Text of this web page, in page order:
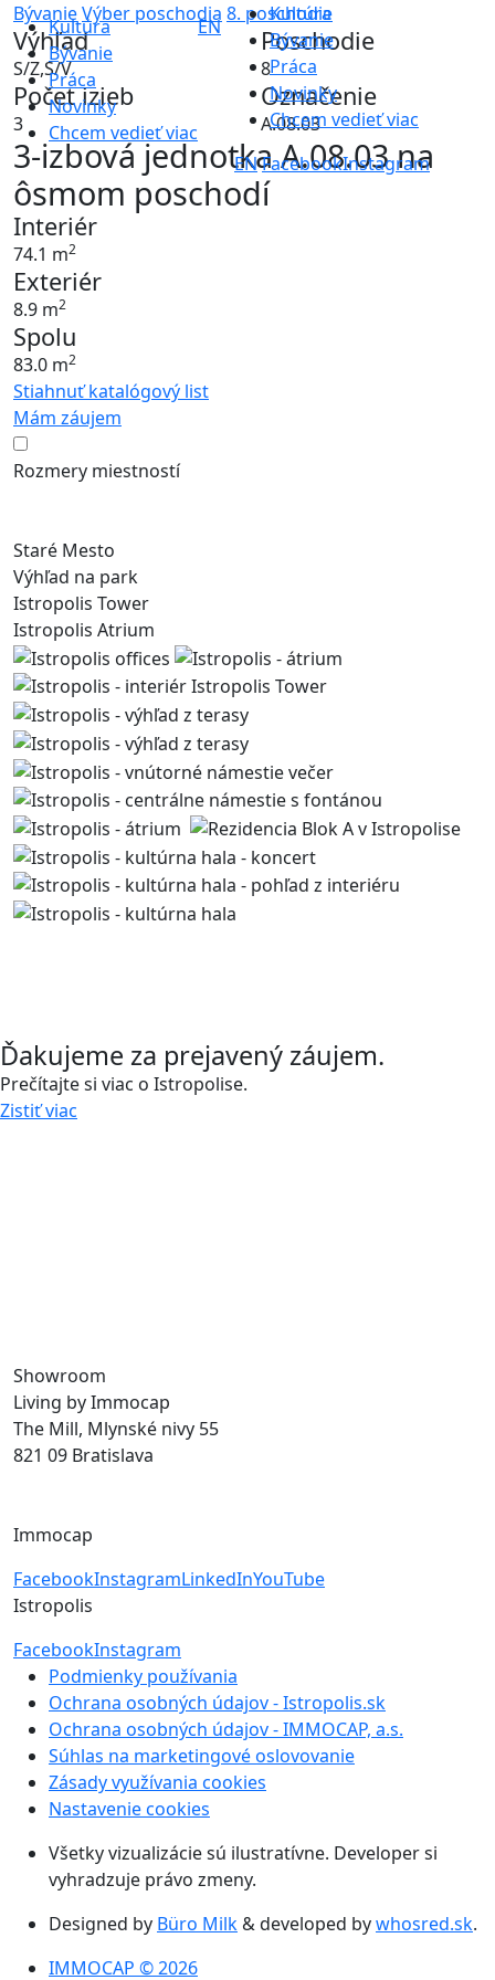
Kultúra
Bývanie
Práca
Novinky
Chcem vedieť viac
EN
Kultúra
Bývanie
Práca
Novinky
Chcem vedieť viac
ENFacebookInstagram
BývanieVýber poschodia 8. poschodie
Výhľad
S/Z,S/V
Poschodie
8
Počet izieb
3
Označenie
A.08.03
3-izbová jednotka A.08.03 na
ôsmom poschodí
Interiér
74.1 m2
Exteriér
8.9 m2
Spolu
83.0 m2
Stiahnuť katalógový list
Mám záujem
Rozmery miestností
Staré Mesto
Výhľad na park
Istropolis Tower
Istropolis Atrium
Ďakujeme za prejavený záujem.
Prečítajte si viac o Istropolise.
Zistiť viac
Showroom
Living by Immocap
The Mill, Mlynské nivy 55
821 09 Bratislava
Immocap
FacebookInstagramLinkedInYouTube
Istropolis
FacebookInstagram
Podmienky používania
Ochrana osobných údajov - Istropolis.sk
Ochrana osobných údajov - IMMOCAP, a.s.
Súhlas na marketingové oslovovanie
Zásady využívania cookies
Nastavenie cookies
Všetky vizualizácie sú ilustratívne. Developer si
vyhradzuje právo zmeny.
Designed by Büro Milk& developed bywhosred.sk.
IMMOCAP © 2026